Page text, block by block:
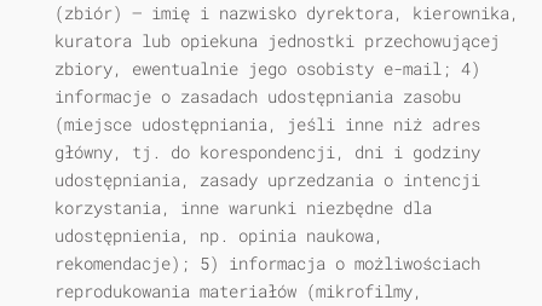
(zbiór) — imię i nazwisko dyrektora, kierownika,
kuratora lub opiekuna jednostki przechowującej
zbiory, ewentualnie jego osobisty e-mail; 4)
informacje o zasadach udostępniania zasobu
(miejsce udostępniania, jeśli inne niż adres
główny, tj. do korespondencji, dni i godziny
udostępniania, zasady uprzedzania o intencji
korzystania, inne warunki niezbędne dla
udostępnienia, np. opinia naukowa,
rekomendacje); 5) informacja o możliwościach
reprodukowania materiałów (mikrofilmy,